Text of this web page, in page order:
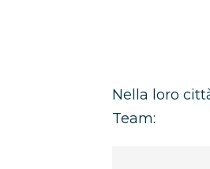
Nella loro
Team: